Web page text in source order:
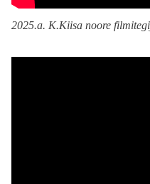
2025.a. K.Kiisa noore